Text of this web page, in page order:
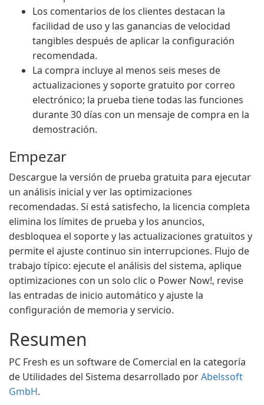
Los comentarios de los clientes destacan la
facilidad de uso y las ganancias de velocidad
tangibles después de aplicar la configuración
recomendada.
La compra incluye al menos seis meses de
actualizaciones y soporte gratuito por correo
electrónico; la prueba tiene todas las funciones
durante 30 días con un mensaje de compra en la
demostración.
Empezar
Descargue la versión de prueba gratuita para ejecutar
un análisis inicial y ver las optimizaciones
recomendadas. Si está satisfecho, la licencia completa
elimina los límites de prueba y los anuncios,
desbloquea el soporte y las actualizaciones gratuitos y
permite el ajuste continuo sin interrupciones. Flujo de
trabajo típico: ejecute el análisis del sistema, aplique
optimizaciones con un solo clic o Power Now!, revise
las entradas de inicio automático y ajuste la
configuración de memoria y servicio.
Resumen
PC Fresh es un software de Comercial en la categoría
de Utilidades del Sistema desarrollado porAbelssoft
GmbH.